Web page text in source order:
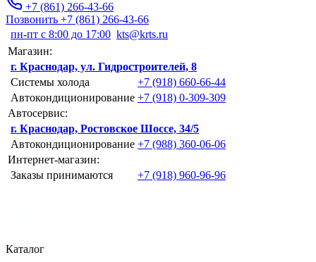
+7 (861) 266-43-66
Позвонить +7 (861) 266-43-66
пн-пт с 8:00 до 17:00 kts@krts.ru
Магазин:
г. Краснодар, ул. Гидростроителей, 8
Системы холода
+7 (918) 660-66-44
Автокондиционирование +7 (918) 0-309-309
Автосервис:
г. Краснодар, Ростовское Шоссе, 34/5
Автокондиционирование +7 (988) 360-06-06
Интернет-магазин:
Заказы принимаются
+7 (918) 960-96-96
Каталог